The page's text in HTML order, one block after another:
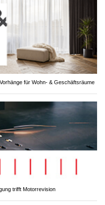
für Wohn- & Geschäftsräume
trifft Motorrevision